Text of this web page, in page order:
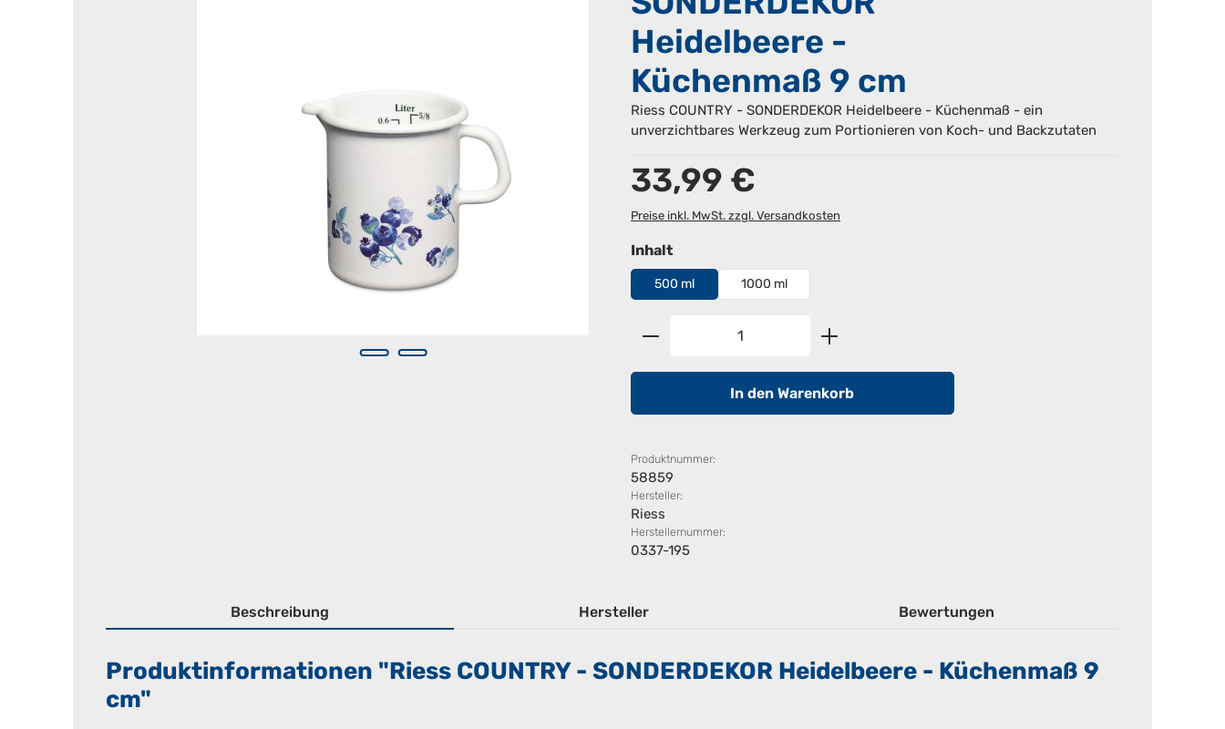
Heidelbeere -
Küchenmaß 9 cm
Riess COUNTRY - SONDERDEKOR Heidelbeere - Küchenmaß - ein
unverzichtbares Werkzeug zum Portionieren von Koch- und Backzutaten
Regulärer Preis:
33,99 €
Preise inkl. MwSt. zzgl. Versandkosten
Inhaltauswählen
500 ml 1000 ml
Produkt Anzahl: Gib den gewünschten Wert ein oder
In den Warenkorb
Produktnummer:
58859
Hersteller:
Riess
Herstellernummer:
0337-195
Beschreibung Hersteller Bewertungen
Produktinformationen "Riess COUNTRY - SONDERDEKOR Heidelbeere - Küchenmaß 9
cm"